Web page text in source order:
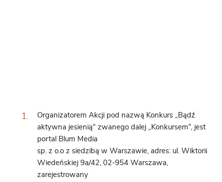
Organizatorem Akcji pod nazwą Konkurs „Bądź
aktywna jesienią” zwanego dalej „Konkursem”, jest
portal Blum Media
sp. z o.o z siedzibą w Warszawie, adres: ul. Wiktorii
Wiedeńskiej 9a/42, 02-954 Warszawa,
zarejestrowany